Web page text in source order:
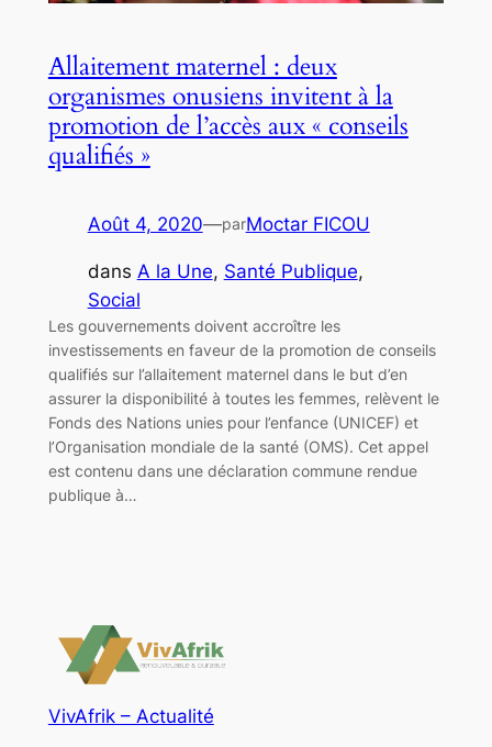
Allaitement maternel : deux
organismes onusiens invitent à la
promotion de l’accès aux « conseils
qualifiés »
Août 4, 2020—parMoctar FICOU
dans A la Une, Santé Publique
Social
Les gouvernements doivent accroître les
investissements en faveur de la promotion de conseils
qualifiés sur l’allaitement maternel dans le but d’en
assurer la disponibilité à toutes les femmes, relèvent le
Fonds des Nations unies pour l’enfance (UNICEF) et
l’Organisation mondiale de la santé (OMS). Cet appel
est contenu dans une déclaration commune rendue
publique à…
VivAfrik – Actualité